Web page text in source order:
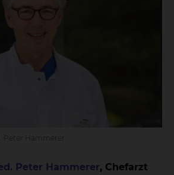
Peter Hammerer, Chefarzt